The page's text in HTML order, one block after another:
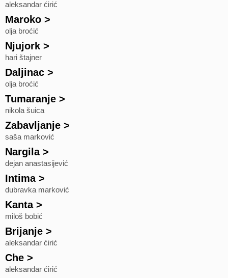
aleksandar ćirić
Maroko >
olja broćić
Njujork >
hari štajner
Daljinac >
olja broćić
Tumaranje >
nikola šuica
Zabavljanje >
saša marković
Nargila>
dejan anastasijević
Intima>
dubravka marković
Kanta>
miloš bobić
Brijanje >
aleksandar ćirić
Che >
aleksandar ćirić